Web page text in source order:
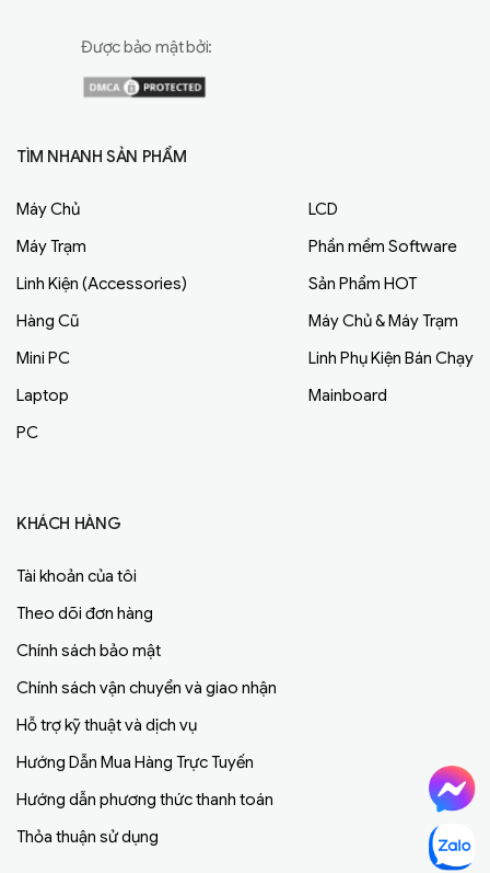
Được bảo mật bởi:
TÌM NHANH SẢN PHẨM
Máy Chủ
Máy Trạm
Linh Kiện (Accessories)
Hàng Cũ
Mini PC
Laptop
PC
LCD
Phần mềm Software
Sản Phẩm HOT
Máy Chủ & Máy Trạm
Linh Phụ Kiện Bán Chạy
Mainboard
KHÁCH HÀNG
Tài khoản của tôi
Theo dõi đơn hàng
Chính sách bảo mật
Chính sách vận chuyển và giao nhận
Hỗ trợ kỹ thuật và dịch vụ
Hướng Dẫn Mua Hàng Trực Tuyến
Hướng dẫn phương thức thanh toán
Thỏa thuận sử dụng